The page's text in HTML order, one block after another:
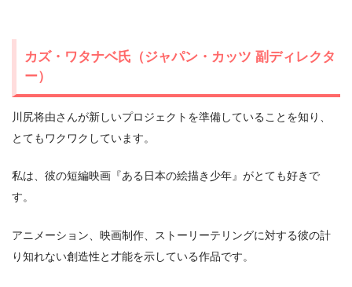
カズ・ワタナベ氏（ジャパン・カッツ 副ディレクタ
ー）
川尻将由さんが新しいプロジェクトを準備していることを知り、
とてもワクワクしています。
私は、彼の短編映画『ある日本の絵描き少年』がとても好きで
す。
アニメーション、映画制作、ストーリーテリングに対する彼の計
り知れない創造性と才能を示している作品です。